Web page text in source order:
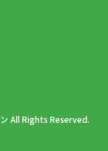
All Rights Reserved.